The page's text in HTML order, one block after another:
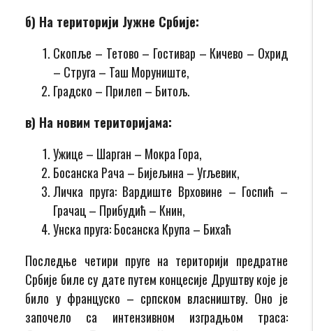
б) На територији Јужне Србије:
Скопље – Тетово – Гостивар – Кичево – Охрид
– Струга – Таш Моруниште,
Градско – Прилеп – Битољ.
в) На новим територијама:
Ужице – Шарган – Мокра Гора,
Босанска Рача – Бијељина – Угљевик,
Личка пруга: Вардиште Врховине – Госпић –
Грачац – Прибудић – Книн,
Унска пруга: Босанска Крупа – Бихаћ
Последње четири пруге на територији предратне
Србије биле су дате путем концесије Друштву које је
било у француско – српском власништву. Оно је
започело са интензивном изградњом траса: